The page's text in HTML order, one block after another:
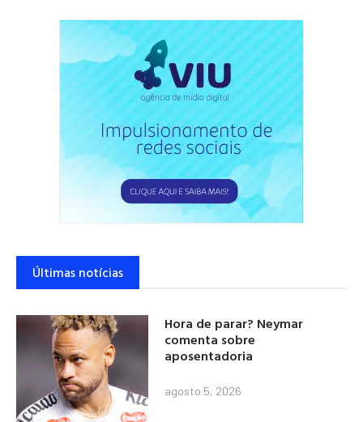
Últimas notícias
Hora de parar? Neymar
comenta sobre
aposentadoria
agosto 5, 2026